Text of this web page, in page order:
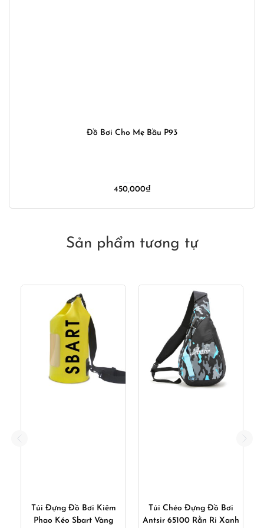
Đồ Bơi Cho Mẹ Bầu P93
450,000₫
Sản phẩm tương tự
Túi Đựng Đồ Bơi Kiêm
Phao Kéo Sbart Vàng
Túi Chéo Đựng Đồ Bơi
Antsir 65100 Rằn Ri Xanh